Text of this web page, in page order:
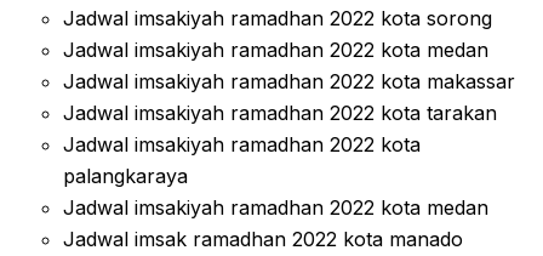
Jadwal imsakiyah ramadhan 2022 kota sorong
Jadwal imsakiyah ramadhan 2022 kota medan
Jadwal imsakiyah ramadhan 2022 kota makassar
Jadwal imsakiyah ramadhan 2022 kota tarakan
Jadwal imsakiyah ramadhan 2022 kota
palangkaraya
Jadwal imsakiyah ramadhan 2022 kota medan
Jadwal imsak ramadhan 2022 kota manado